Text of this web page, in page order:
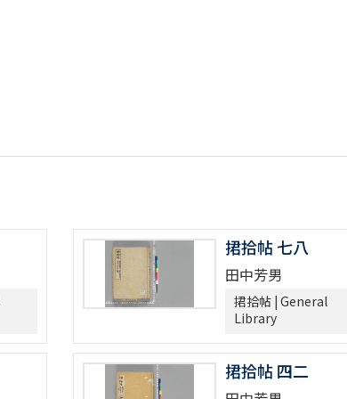
捃拾帖 七八
田中芳男
捃拾帖 | General
Library
捃拾帖 四二